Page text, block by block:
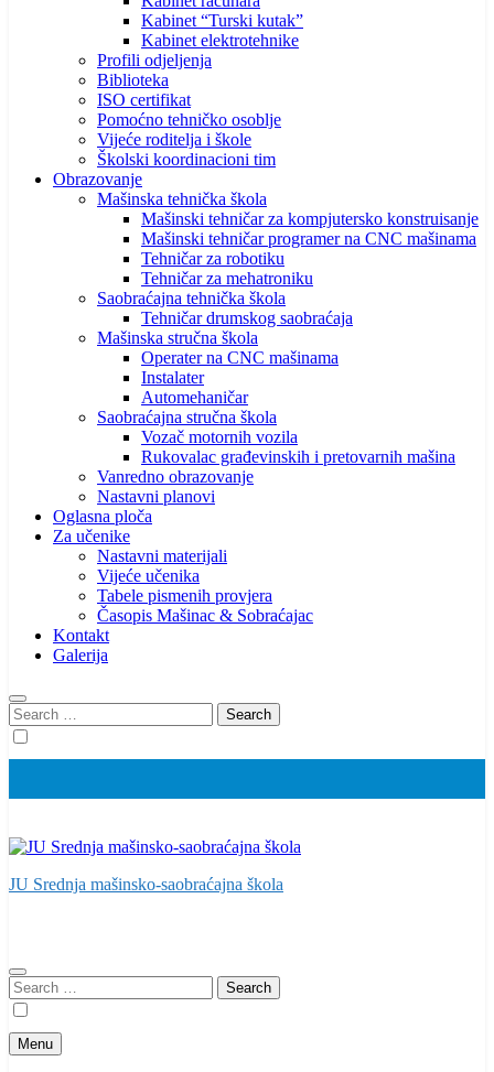
Kabinet “Turski kutak”
Kabinet elektrotehnike
Profili odjeljenja
Biblioteka
ISO certifikat
Pomoćno tehničko osoblje
Vijeće roditelja i škole
Školski koordinacioni tim
Obrazovanje
Mašinska tehnička škola
Mašinski tehničar za kompjutersko konstruisanje
Mašinski tehničar programer na CNC mašinama
Tehničar za robotiku
Tehničar za mehatroniku
Saobraćajna tehnička škola
Tehničar drumskog saobraćaja
Mašinska stručna škola
Operater na CNC mašinama
Instalater
Automehaničar
Saobraćajna stručna škola
Vozač motornih vozila
Rukovalac građevinskih i pretovarnih mašina
Vanredno obrazovanje
Nastavni planovi
Oglasna ploča
Za učenike
Nastavni materijali
Vijeće učenika
Tabele pismenih provjera
Časopis Mašinac & Sobraćajac
Kontakt
Galerija
Search
for:
JU Srednja mašinsko-saobraćajna škola
Search
for:
Menu